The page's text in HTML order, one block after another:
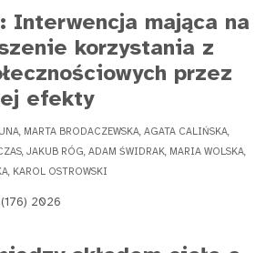
Interwencja mająca na
korzystania z
przez
efekty
MARTA BRODACZEWSKA, AGATA CALIŃSKA,
JAKUB RÓG, ADAM ŚWIDRAK, MARIA WOLSKA,
KAROL OSTROWSKI
2026